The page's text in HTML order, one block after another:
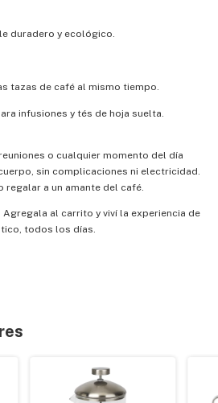
duradero y ecológico.
tazas de café al mismo tiempo.
infusiones y tés de hoja suelta.
o cualquier momento del día
sin complicaciones ni electricidad.
regalar a un amante del café.
Agregala al carrito y viví la experiencia de
todos los días.